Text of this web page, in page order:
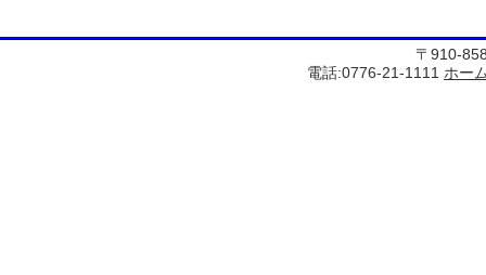
〒910-
電話:0776-21-1111 ホー